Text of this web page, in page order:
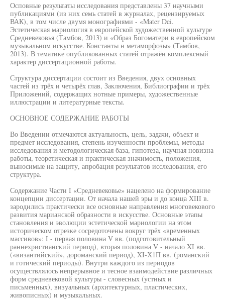
Осповные результаты исследования представлены 37 научными
публикациями (из них семь статей в журналах, рецензируемых
ВАК), в том числе двумя монографиями - «Mater Dei.
Эстетическая мариология в европейской художественной культуре
Средневековья (Тамбов, 2013) и «Образ Богоматери в европейском
музыкальном искусстве. Константы н метаморфозы» (Тамбов,
2013). В тематике опубликованных статей отражён комплексный
характер диссертационной работы.
Структура диссертации состоит из Введения, двух основных
частей из трёх и четырёх глав, Заключения, Библиографии и трёх
Приложений, содержащих нотные примеры, художественные
иллюстрации и литературные тексты.
ОСНОВНОЕ СОДЕРЖАНИЕ РАБОТЫ
Во Введении отмечаются актуальность, цель, задачи, объект и
предмет исследования, степень изученности проблемы, методы
исследования и методологическая база, гипотеза, научная новизна
работы, теоретическая и практическая значимость, положения,
выносимые на защиту, апробация результатов исследования, его
структура.
Содержание Части I «Средневековье» нацелено на формирование
концепции диссертации. От начала нашей эры и до конца XIII в.
зародились практически все основные направления многовекового
развития марианской образности в искусстве. Основные этапы
становления и эволюции эстетической мариологии на этом
историческом отрезке сосредоточены вокруг трёх «временных
массивов»: I - первая половина V вв. (подготовительный
раннехристианский период), вторая половина V - начало XI вв.
(«византийский», дороманский период), XI-Х1П вв. (романский
и готический периоды). Внутри каждого из периодов
осуществлялось непрерывное и тесное взаимодействие различных
форм средневековой культуры - словесных (устных и
письменных), визуальных (архитектурных, пластических,
живописных) и музыкальных.